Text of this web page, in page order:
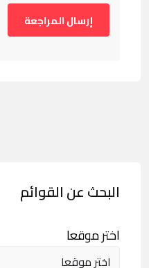
البحث عن القوائم
اختر موقعا